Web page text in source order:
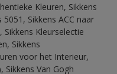
Kleuren, Sikkens
Sikkens ACC naar
Sikkens Kleurselectie
Sikkens
voor het Interieur,
Sikkens Van Gogh